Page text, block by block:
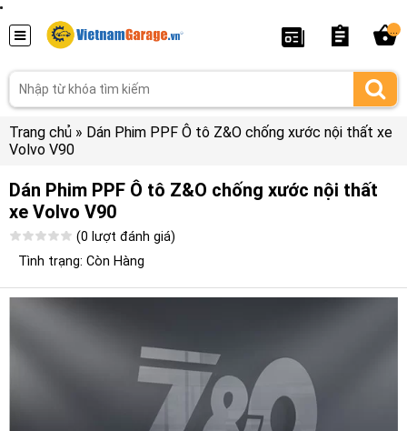
Trang chủ » Dán Phim PPF Ô tô Z&O chống xước nội thất xe
Volvo V90
Dán Phim PPF Ô tô Z&O chống xước nội thất
xe Volvo V90
(0 lượt đánh giá)
Tình trạng: Còn Hàng